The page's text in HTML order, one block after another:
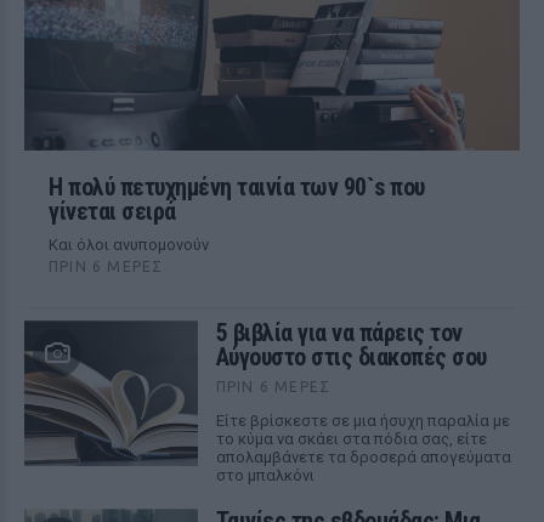
Η πολύ πετυχημένη ταινία των 90`s που
γίνεται σειρά
Και όλοι ανυπομονούν
ΠΡΙΝ 6 ΜΈΡΕΣ
5 βιβλία για να πάρεις τον
Αύγουστο στις διακοπές σου
ΠΡΙΝ 6 ΜΈΡΕΣ
Είτε βρίσκεστε σε μια ήσυχη παραλία με
το κύμα να σκάει στα πόδια σας, είτε
απολαμβάνετε τα δροσερά απογεύματα
στο μπαλκόνι